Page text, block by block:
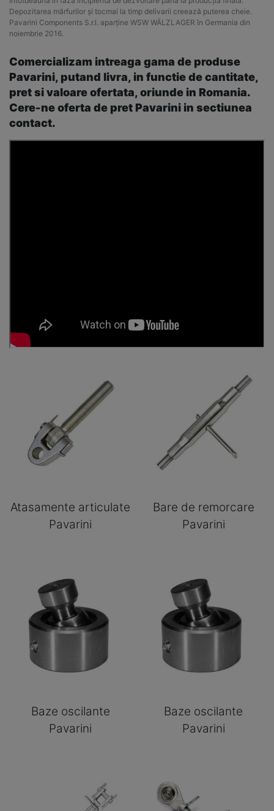
Depozitarea mărfurilor și tocmai la timp delivarii creează puterea cheie.
Pavarini Components S.r.l. aparține WSW WÄLZLAGER în Germania din
noiembrie 2016.
Comercializam intreaga gama de produse
Pavarini, putand livra, in functie de cantitate,
pret si valoare ofertata, oriunde in Romania.
Cere-ne oferta de pret Pavarini in sectiunea
contact.
Atasamente articulate
Pavarini
Bare de remorcare
Pavarini
Baze oscilante
Pavarini
Baze oscilante
Pavarini